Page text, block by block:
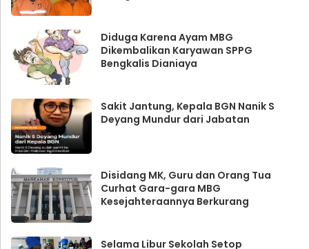
Diduga Karena Ayam MBG
Dikembalikan Karyawan SPPG
Bengkalis Dianiaya
Sakit Jantung, Kepala BGN Nanik S
Deyang Mundur dari Jabatan
Disidang MK, Guru dan Orang Tua
Curhat Gara-gara MBG
Kesejahteraannya Berkurang
Selama Libur Sekolah Setop